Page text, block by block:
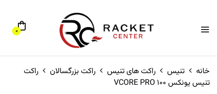
0
خانه تنیس راکت های تنیس راکت بزرگسالان
راکت
تنیس یونکس VCORE PRO 100